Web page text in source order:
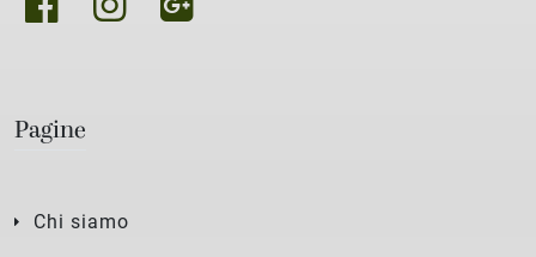
Pagine
Chi siamo